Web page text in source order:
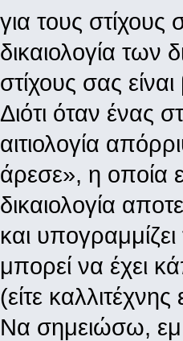
για τους
δικαιολογία των
στίχους σας
Διότι όταν ένας
αιτιολογία
άρεσε», η οποία
δικαιολογία
και
μπορεί να έχει
(είτε
Να σημειώσω,